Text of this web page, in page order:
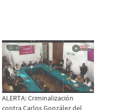
ALERTA: Criminalización
contra Carlos González del